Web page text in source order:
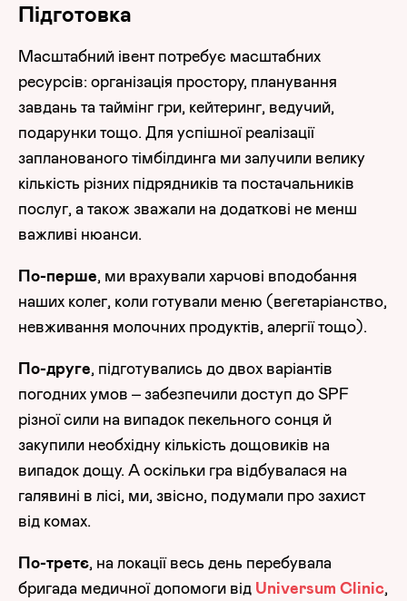
Підготовка
Масштабний івент потребує масштабних
ресурсів: організація простору, планування
завдань та таймінг гри, кейтеринг, ведучий,
подарунки тощо. Для успішної реалізації
запланованого тімбілдинга ми залучили велику
кількість різних підрядників та постачальників
послуг, а також зважали на додаткові не менш
важливі нюанси.
По-перше, ми врахували харчові вподобання
наших колег, коли готували меню (вегетаріанство,
невживання молочних продуктів, алергії тощо).
По-друге, підготувались до двох варіантів
погодних умов – забезпечили доступ до SPF
різної сили на випадок пекельного сонця й
закупили необхідну кількість дощовиків на
випадок дощу. А оскільки гра відбувалася на
галявині в лісі, ми, звісно, подумали про захист
від комах.
По-третє, на локації весь день перебувала
бригада медичної допомоги від Universum Clinic,